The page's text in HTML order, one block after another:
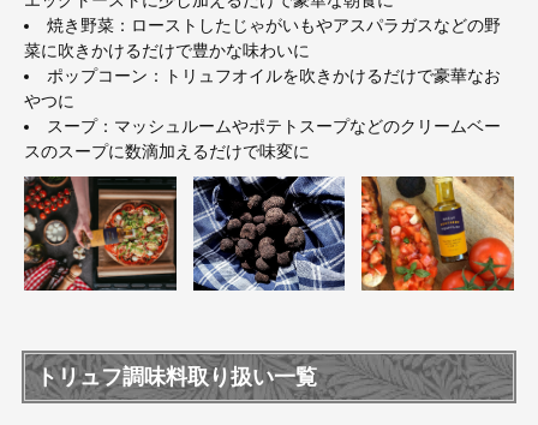
焼き野菜：ローストしたじゃがいもやアスパラガスなどの野
菜に吹きかけるだけで豊かな味わいに
ポップコーン：トリュフオイルを吹きかけるだけで豪華なお
やつに
スープ：マッシュルームやポテトスープなどのクリームベー
スのスープに数滴加えるだけで味変に
トリュフ調味料取り扱い一覧